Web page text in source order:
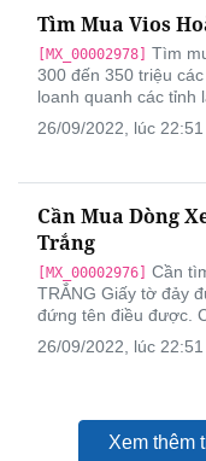
Tìm Mua Vios
[MX_00002978] Tìm
300 đến 350 triệu
loanh quanh các tỉnh
26/09/2022, lúc 22:51
Cần Mua Dòng
Trắng
[MX_00002976] Cần
TRẮNG Giấy tờ đảy
đứng tên điều được.
26/09/2022, lúc 22:51
Xem thêm